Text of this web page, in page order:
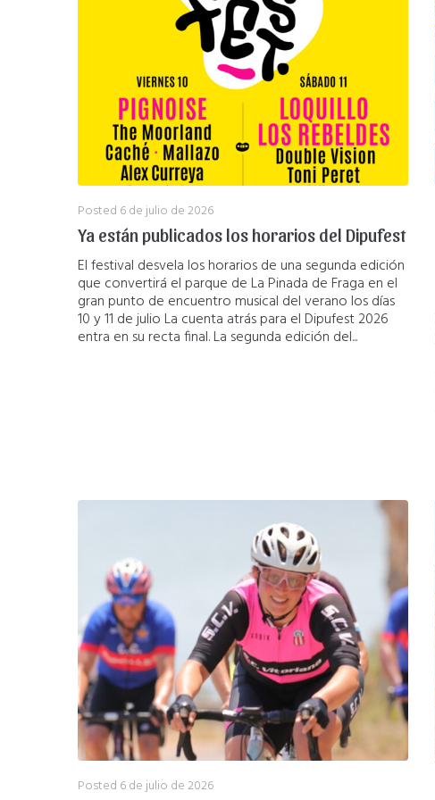
Posted 6 de julio de 2026
Ya están publicados los horarios del Dipufest
El festival desvela los horarios de una segunda edición
que convertirá el parque de La Pinada de Fraga en el
gran punto de encuentro musical del verano los días
10 y 11 de julio La cuenta atrás para el Dipufest 2026
entra en su recta final. La segunda edición del...
Posted 6 de julio de 2026